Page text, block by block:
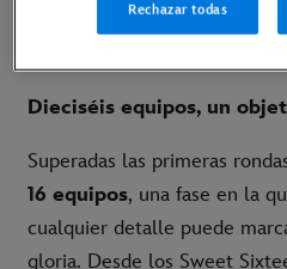
cada partido clave, cada
Dieciséis equipos, un
Superadas las primeras
16 equipos, una fase en la
cualquier detalle puede
gloria. Desde los Sweet
Rechazar todas